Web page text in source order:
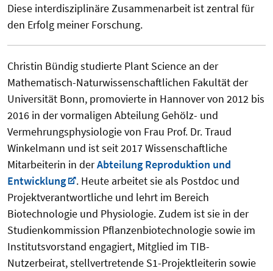
Diese interdisziplinäre Zusammenarbeit ist zentral für
den Erfolg meiner Forschung.
Christin Bündig studierte Plant Science an der
Mathematisch-Naturwissenschaftlichen Fakultät der
Universität Bonn, promovierte in Hannover von 2012 bis
2016 in der vormaligen Abteilung Gehölz- und
Vermehrungsphysiologie von Frau Prof. Dr. Traud
Winkelmann und ist seit 2017 Wissenschaftliche
Mitarbeiterin in derAbteilung Reproduktion und
Entwicklung
. Heute arbeitet sie als Postdoc und
Projektverantwortliche und lehrt im Bereich
Biotechnologie und Physiologie. Zudem ist sie in der
Studienkommission Pflanzenbiotechnologie sowie im
Institutsvorstand engagiert, Mitglied im TIB-
Nutzerbeirat, stellvertretende S1-Projektleiterin sowie